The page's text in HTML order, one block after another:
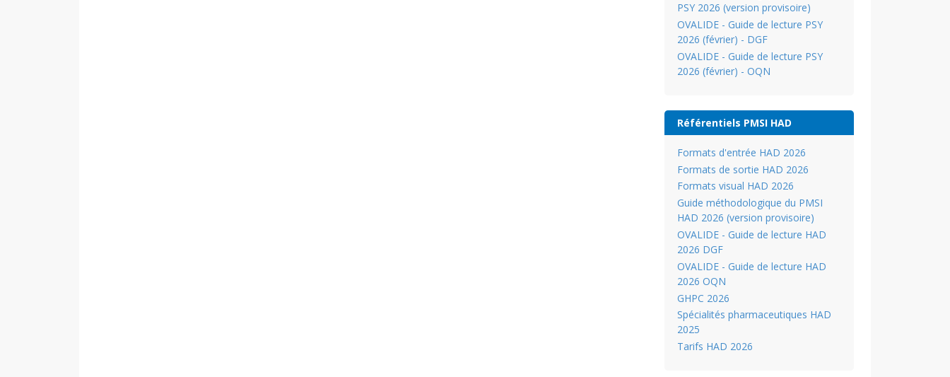
PSY 2026 (version provisoire)
OVALIDE - Guide de lecture PSY
2026 (février) - DGF
OVALIDE - Guide de lecture PSY
2026 (février) - OQN
Référentiels PMSI HAD
Formats d'entrée HAD 2026
Formats de sortie HAD 2026
Formats visual HAD 2026
Guide méthodologique du PMSI
HAD 2026 (version provisoire)
OVALIDE - Guide de lecture HAD
2026 DGF
OVALIDE - Guide de lecture HAD
2026 OQN
GHPC 2026
Spécialités pharmaceutiques HAD
2025
Tarifs HAD 2026